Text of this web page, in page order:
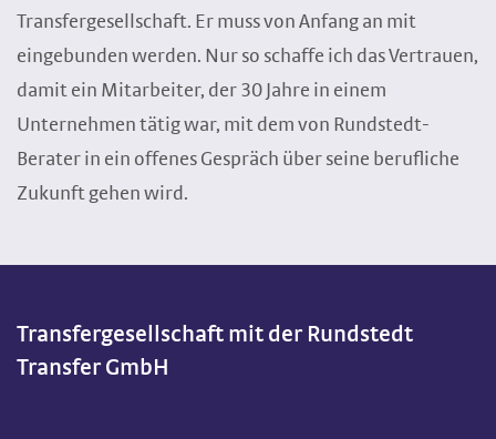
Transfergesellschaft. Er muss von Anfang an mit
eingebunden werden. Nur so schaffe ich das Vertrauen,
damit ein Mitarbeiter, der 30 Jahre in einem
Unternehmen tätig war, mit dem von Rundstedt-
Berater in ein offenes Gespräch über seine berufliche
Zukunft gehen wird.
Transfergesellschaft mit der Rundstedt
Transfer GmbH